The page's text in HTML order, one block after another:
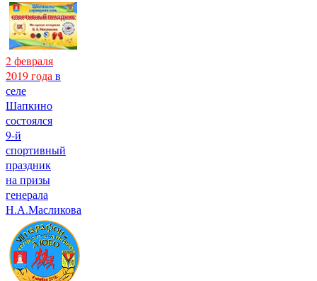
2 февраля
2019 годав
селе
Шапкино
состоялся
9-й
спортивный
праздник
на призы
генерала
Н.А.Масликова